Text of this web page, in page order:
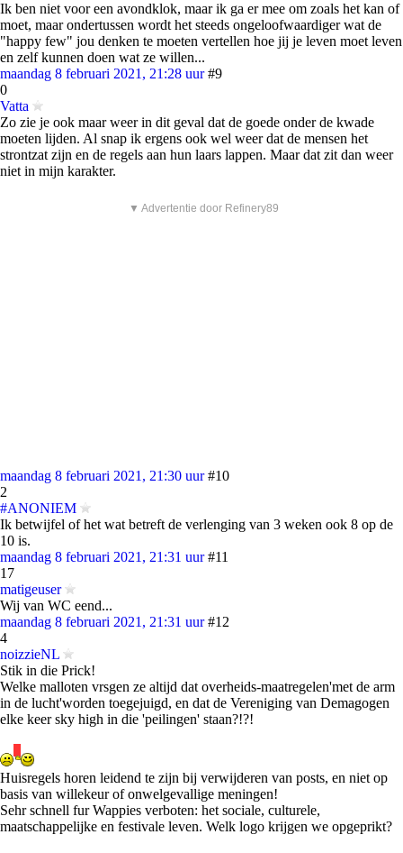
Ik ben niet voor een avondklok, maar ik ga er mee om zoals het kan of
moet, maar ondertussen wordt het steeds ongeloofwaardiger wat de
"happy few" jou denken te moeten vertellen hoe jij je leven moet leven
en zelf kunnen doen wat ze willen...
maandag 8 februari 2021, 21:28 uur #9
0
Vatta
Zo zie je ook maar weer in dit geval dat de goede onder de kwade
moeten lijden. Al snap ik ergens ook wel weer dat de mensen het
strontzat zijn en de regels aan hun laars lappen. Maar dat zit dan weer
niet in mijn karakter.
▼ Advertentie door Refinery89
maandag 8 februari 2021, 21:30 uur #10
2
#ANONIEM
Ik betwijfel of het wat betreft de verlenging van 3 weken ook 8 op de
10 is.
maandag 8 februari 2021, 21:31 uur #11
17
matigeuser
Wij van WC eend...
maandag 8 februari 2021, 21:31 uur #12
4
noizzieNL
Stik in die Prick!
Welke malloten vrsgen ze altijd dat overheids-maatregelen'met de arm
in de lucht'worden toegejuigd, en dat de Vereniging van Demagogen
elke keer sky high in die 'peilingen' staan?!?!
Huisregels horen leidend te zijn bij verwijderen van posts, en niet op
basis van willekeur of onwelgevallige meningen!
Sehr schnell fur Wappies verboten: het sociale, culturele,
maatschappelijke en festivale leven. Welk logo krijgen we opgeprikt?